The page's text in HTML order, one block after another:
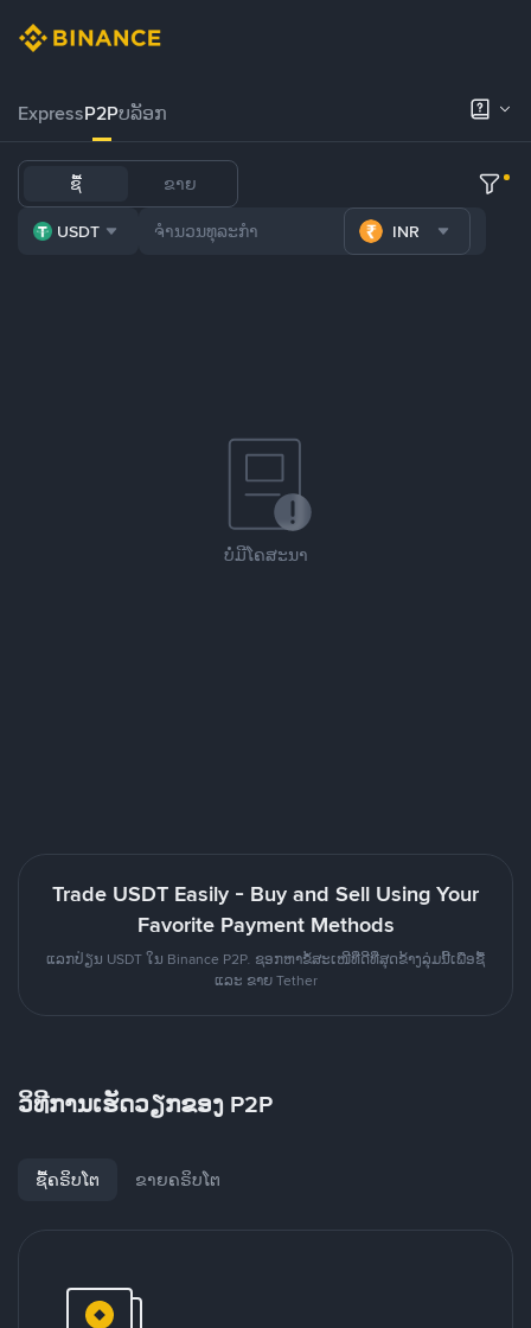
ExpressP2Pບລັອກ
ຊື້ ຂາຍ
USDT INR
ບໍ່ມີໂຄສະນາ
Trade USDT Easily - Buy and Sell Using Your
Favorite Payment Methods
ແລກປ່ຽນ USDT ໃນ Binance P2P. ຊອກຫາຂໍ້ສະເໜີທີ່ດີທີ່ສຸດຂ້າງລຸ່ມນີ້ເພື່ອຊື້
ແລະ ຂາຍ Tether
ວິທີການເຮັດວຽກຂອງ P2P
ຊື້ຄຣິບໂຕ ຂາຍຄຣິບໂຕ